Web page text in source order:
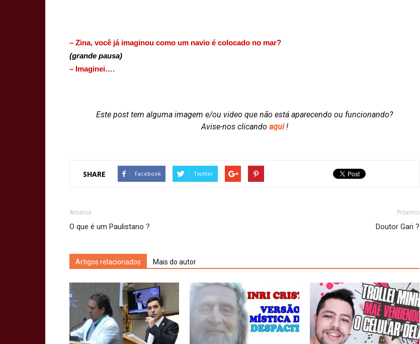
– Zina, você já imaginou como um navio é colocado no mar?
(grande pausa)
– Imaginei….
Este post tem alguma imagem e/ou video que não está aparecendo ou funcionando?
Avise-nos clicando aqui!
SHARE Facebook Twitter
Anterior
O que é um Paulistano ?
Próximo
Doutor Gari ?
Artigos relacionados Mais do autor